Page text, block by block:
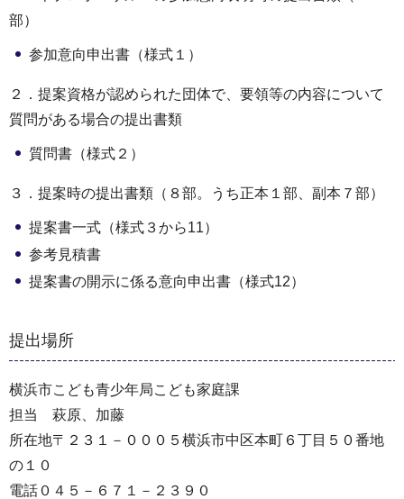
部）
参加意向申出書（様式１）
２．提案資格が認められた団体で、要領等の内容について
質問がある場合の提出書類
質問書（様式２）
３．提案時の提出書類（８部。うち正本１部、副本７部）
提案書一式（様式３から11）
参考見積書
提案書の開示に係る意向申出書（様式12）
提出場所
横浜市こども青少年局こども家庭課
担当 萩原、加藤
所在地〒２３１－０００５横浜市中区本町６丁目５０番地
の１０
電話０４５－６７１－２３９０